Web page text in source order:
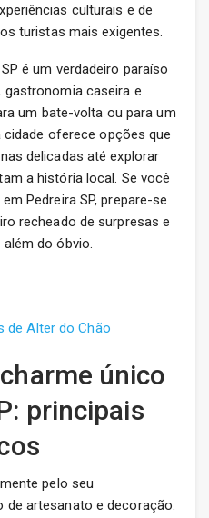
culturais e de
turistas mais exigentes.
é um verdadeiro paraíso
gastronomia caseira e
um bate-volta ou para um
oferece opções que
delicadas até explorar
a história local. Se você
Pedreira SP, prepare-se
recheado de surpresas e
do óbvio.
de Alter do Chão
único
principais
pelo seu
artesanato e decoração.